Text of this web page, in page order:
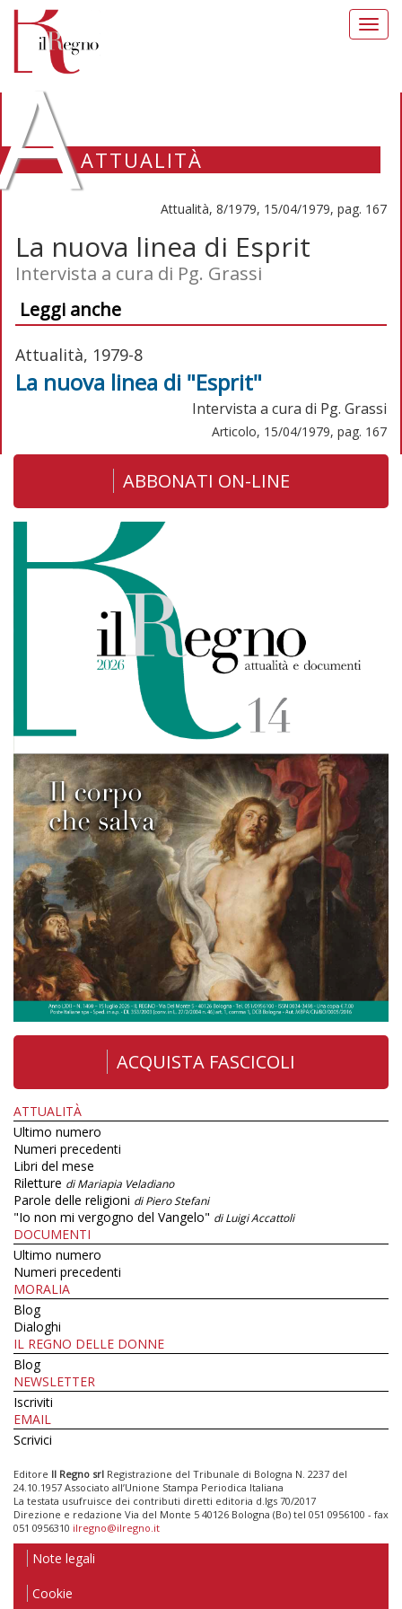
ATTUALITÀ
Attualità, 8/1979, 15/04/1979, pag. 167
La nuova linea di Esprit
Intervista a cura di Pg. Grassi
Leggi anche
Attualità, 1979-8
La nuova linea di "Esprit"
Intervista a cura di Pg. Grassi
Articolo, 15/04/1979, pag. 167
ABBONATI ON-LINE
ACQUISTA FASCICOLI
ATTUALITÀ
Ultimo numero
Numeri precedenti
Libri del mese
Riletture di Mariapia Veladiano
Parole delle religioni di Piero Stefani
"Io non mi vergogno del Vangelo" di Luigi Accattoli
DOCUMENTI
Ultimo numero
Numeri precedenti
MORALIA
Blog
Dialoghi
IL REGNO DELLE DONNE
Blog
NEWSLETTER
Iscriviti
EMAIL
Scrivici
Editore Il Regno srl Registrazione del Tribunale di Bologna N. 2237 del
24.10.1957 Associato all’Unione Stampa Periodica Italiana
La testata usufruisce dei contributi diretti editoria d.lgs 70/2017
Direzione e redazione Via del Monte 5 40126 Bologna (Bo) tel 051 0956100 - fax
051 0956310 ilregno@ilregno.it
Note legali
Cookie